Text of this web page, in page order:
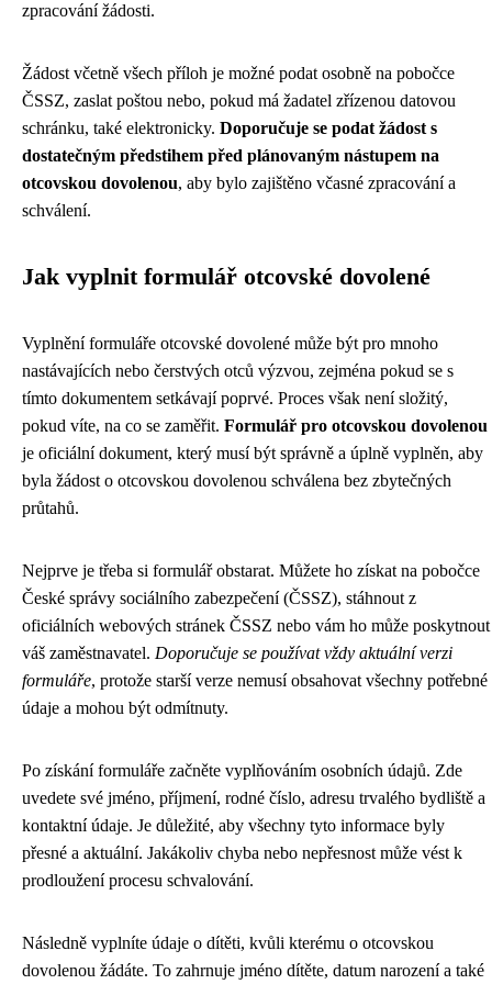
zpracování žádosti.
Žádost včetně všech příloh je možné podat osobně na pobočce
ČSSZ, zaslat poštou nebo, pokud má žadatel zřízenou datovou
schránku, také elektronicky. Doporučuje se podat žádost s
dostatečným předstihem před plánovaným nástupem na
otcovskou dovolenou, aby bylo zajištěno včasné zpracování a
schválení.
Jak vyplnit formulář otcovské dovolené
Vyplnění formuláře otcovské dovolené může být pro mnoho
nastávajících nebo čerstvých otců výzvou, zejména pokud se s
tímto dokumentem setkávají poprvé. Proces však není složitý,
pokud víte, na co se zaměřit. Formulář pro otcovskou dovolenou
je oficiální dokument, který musí být správně a úplně vyplněn, aby
byla žádost o otcovskou dovolenou schválena bez zbytečných
průtahů.
Nejprve je třeba si formulář obstarat. Můžete ho získat na pobočce
České správy sociálního zabezpečení (ČSSZ), stáhnout z
oficiálních webových stránek ČSSZ nebo vám ho může poskytnout
váš zaměstnavatel. Doporučuje se používat vždy aktuální verzi
formuláře, protože starší verze nemusí obsahovat všechny potřebné
údaje a mohou být odmítnuty.
Po získání formuláře začněte vyplňováním osobních údajů. Zde
uvedete své jméno, příjmení, rodné číslo, adresu trvalého bydliště a
kontaktní údaje. Je důležité, aby všechny tyto informace byly
přesné a aktuální. Jakákoliv chyba nebo nepřesnost může vést k
prodloužení procesu schvalování.
Následně vyplníte údaje o dítěti, kvůli kterému o otcovskou
dovolenou žádáte. To zahrnuje jméno dítěte, datum narození a také